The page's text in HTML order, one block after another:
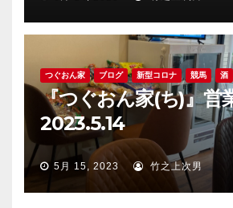
つぐおん家 ブログ 新型コロナ 競馬 酒
『つぐおん家(ち)』営
2023.5.14
5月 15, 2023 竹之上次男